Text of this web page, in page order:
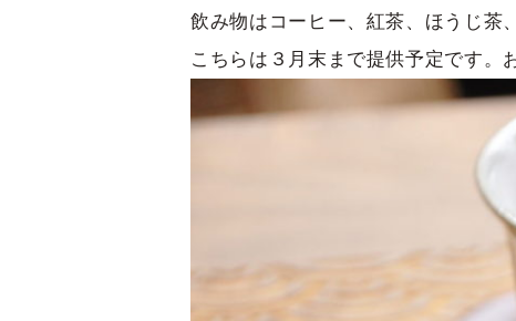
飲み物はコーヒー、紅茶、ほうじ茶
こちらは３月末まで提供予定です。